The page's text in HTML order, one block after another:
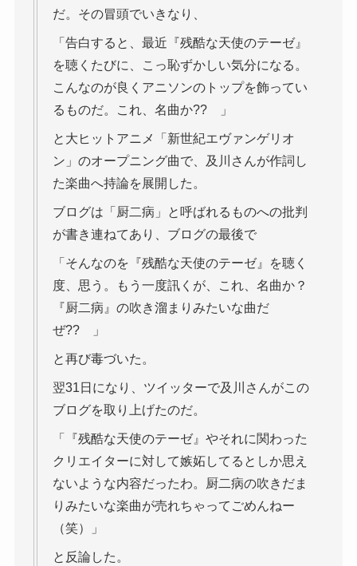
だ。その冒頭でいきなり、
「告白すると、最近『残酷な天使のテーゼ』
を聴くたびに、こっ恥ずかしい気分になる。
こんなのが良くアニソンのトップを飾ってい
るものだ。これ、名曲か?? 」
と大ヒットアニメ「新世紀エヴァンゲリオ
ン」のオープニング曲で、及川さんが作詞し
た楽曲へ持論を展開した。
ブログは「厨二病」と呼ばれるものへの批判
が書き連ねてあり、ブログの最後で
「そんなのを『残酷な天使のテーゼ』を聴く
度、思う。もう一度訊くが、これ、名曲か？
『厨二病』の吹き溜まりみたいな曲だ
ぜ?? 」
と再び毒づいた。
翌31日になり、ツイッターで及川さんがこの
ブログを取り上げたのだ。
「『残酷な天使のテーゼ』やそれに関わった
クリエイターに対して嫉妬してるとしか思え
ないような内容だったわ。厨二病の吹きだま
りみたいな楽曲が売れちゃってごめんねー
（笑）」
と反論した。